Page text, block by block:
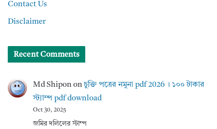
Contact Us
Disclaimer
Recent Comments
Md Shipononচুক্তি পত্রের নমুনা pdf 2026 । ১০০ টাকার
স্ট্যাম্প pdf download
Oct 30, 2025
জমির দলিলের স্টাম্প